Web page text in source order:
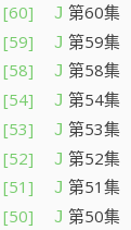
[60] J 第60集
[59] J 第59集
[58] J 第58集
[54] J 第54集
[53] J 第53集
[52] J 第52集
[51] J 第51集
[50] J 第50集